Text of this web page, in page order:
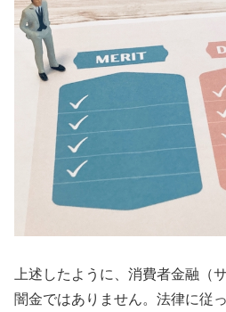
上述したように、消費者金融（
闇金ではありません。法律に従